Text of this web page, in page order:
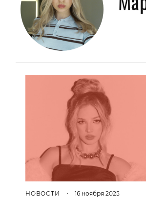
ПОКОЛЕНИЕ
НОВОСТИ • 16 ноября 2025